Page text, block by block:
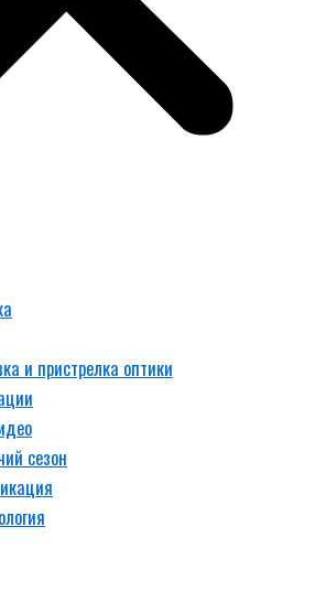
и пристрелка оптики
сезон